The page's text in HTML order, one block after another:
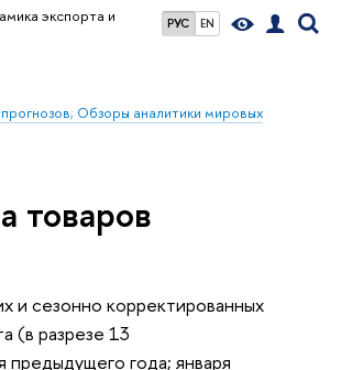
РУС EN
экспорта и
Обзоры аналитики мировых
товаров
и сезонно корректированных
(в разрезе 13
предыдущего года; января